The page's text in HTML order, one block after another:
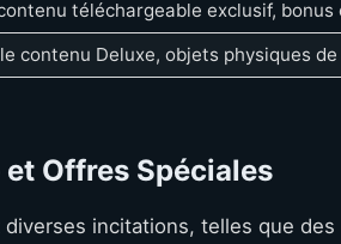
téléchargeable exclusif, bonus
contenu Deluxe, objets physiques
Offres Spéciales
incitations, telles que